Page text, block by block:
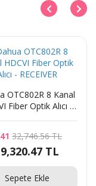
8 Kanal
Fiber Optik Alıcı -
32,746.56 TL
TL
Sepete Ekle